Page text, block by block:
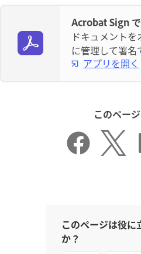
Acrobat Sign
ドキュメント
に管理して署名
アプリを開く
このペー
このページは役に
か？